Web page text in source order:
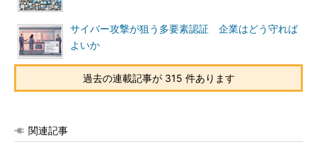
サイバー攻撃が狙う多要素認証 企業はどう守れば
よいか
過去の連載記事が 315 件あります
関連記事